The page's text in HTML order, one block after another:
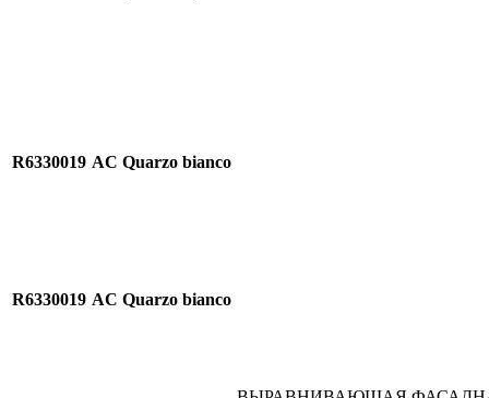
R6330019 AC Quarzo bianco
R6330019 AC Quarzo bianco